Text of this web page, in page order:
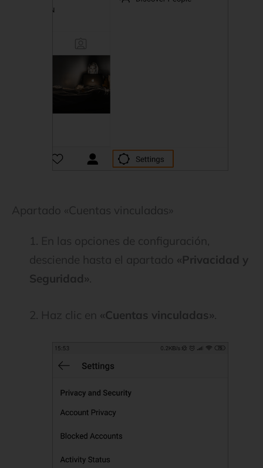
Apartado «Cuentas vinculadas»
1. En las opciones de configuración,
desciende hasta el apartado «Privacidad y
Seguridad».
2. Haz clic en «Cuentas vinculadas».